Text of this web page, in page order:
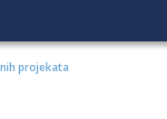
projekata